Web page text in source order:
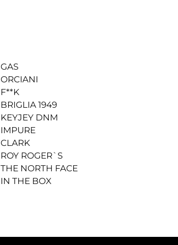
GAS
ORCIANI
F**K
BRIGLIA 1949
KEYJEY DNM
IMPURE
CLARK
ROY ROGER`S
THE NORTH FACE
IN THE BOX